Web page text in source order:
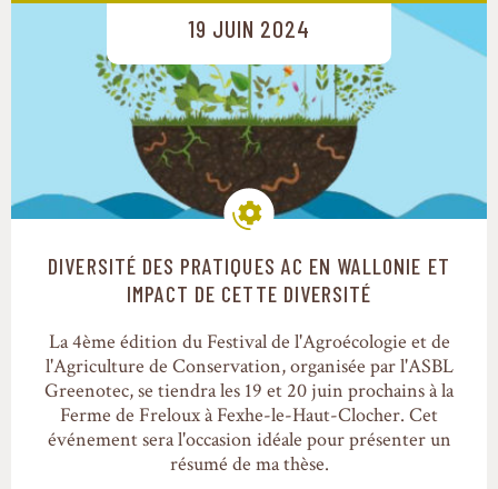
19 JUIN 2024
Modes de production
DIVERSITÉ DES PRATIQUES AC EN WALLONIE ET
IMPACT DE CETTE DIVERSITÉ
La 4ème édition du Festival de l'Agroécologie et de
l'Agriculture de Conservation, organisée par l'ASBL
Greenotec, se tiendra les 19 et 20 juin prochains à la
Ferme de Freloux à Fexhe-le-Haut-Clocher. Cet
événement sera l'occasion idéale pour présenter un
résumé de ma thèse.